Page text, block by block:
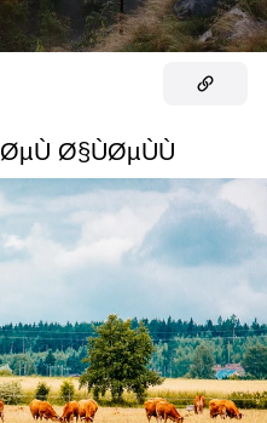
Ø§ÙØµÙÙ